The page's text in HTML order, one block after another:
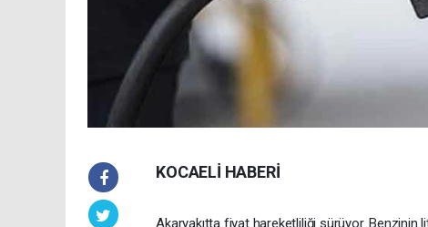
KOCAELİ HABERİ
Akaryakıtta fiyat hareketliliği sürüyor.